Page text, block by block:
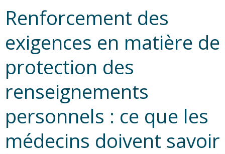
Renforcement des
exigences en matière de
protection des
renseignements
personnels : ce que les
médecins doivent savoir